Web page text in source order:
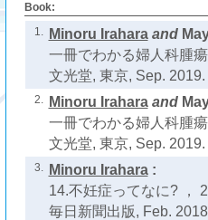
Book:
1.
Minoru Iraharaand
一冊でわかる婦人科腫
文光堂, 東京, Sep. 2019.
2. Minoru Iraharaand
一冊でわかる婦人科腫
文光堂, 東京, Sep. 2019.
3. Minoru Irahara:
14.不妊症ってなに? ，
毎日新聞出版, Feb.